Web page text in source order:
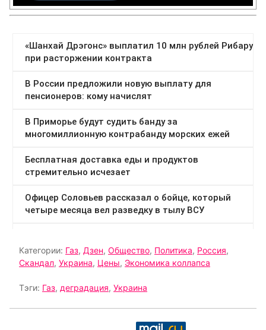
Категории: Газ, Дзен, Общество, Политика, Россия,
Скандал, Украина, Цены, Экономика коллапса
Тэги: Газ, деградация, Украина